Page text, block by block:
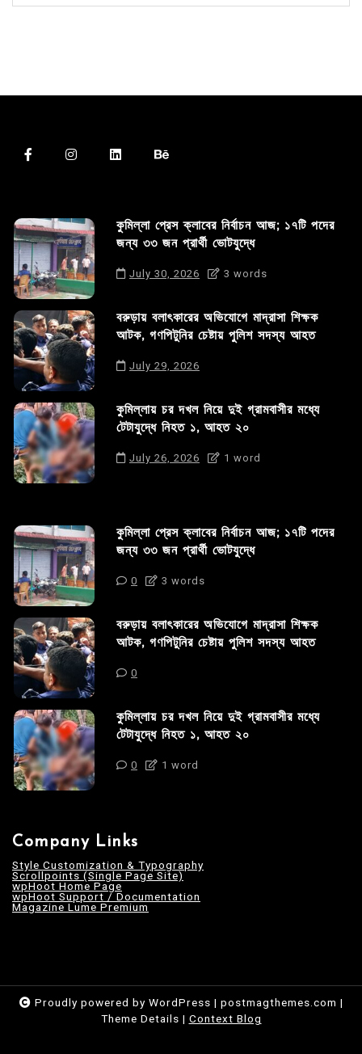
কুমিল্লা প্রেস ক্লাবের নির্বাচন আজ; ১৭টি পদের
জন্য ৩৩ জন প্রার্থী ভোটযুদ্ধে
July 30, 2026 3 words
বরুড়ায় বলাৎকারের অভিযোগে মাদ্রাসা শিক্ষক
আটক, গণপিটুনির চেষ্টায় পুলিশ সদস্য আহত
July 29, 2026
কুমিল্লায় চর দখল নিয়ে দুই গ্রামবাসীর মধ্যে
টেটাযুদ্ধে নিহত ১, আহত ২০
July 26, 2026 1 word
কুমিল্লা প্রেস ক্লাবের নির্বাচন আজ; ১৭টি পদের
জন্য ৩৩ জন প্রার্থী ভোটযুদ্ধে
0 3 words
বরুড়ায় বলাৎকারের অভিযোগে মাদ্রাসা শিক্ষক
আটক, গণপিটুনির চেষ্টায় পুলিশ সদস্য আহত
0
কুমিল্লায় চর দখল নিয়ে দুই গ্রামবাসীর মধ্যে
টেটাযুদ্ধে নিহত ১, আহত ২০
0 1 word
Company Links
Style Customization & Typography
Scrollpoints (Single Page Site)
wpHoot Home Page
wpHoot Support / Documentation
Magazine Lume Premium
Proudly powered by WordPress | postmagthemes.com |
Theme Details | Context Blog